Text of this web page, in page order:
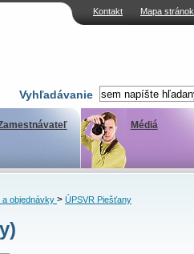
Kontakt Mapa stránok
Vyhľadávanie
Médiá
a objednávky > ÚPSVR Piešťany